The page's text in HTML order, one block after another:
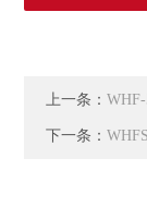
上一条：
下一条：